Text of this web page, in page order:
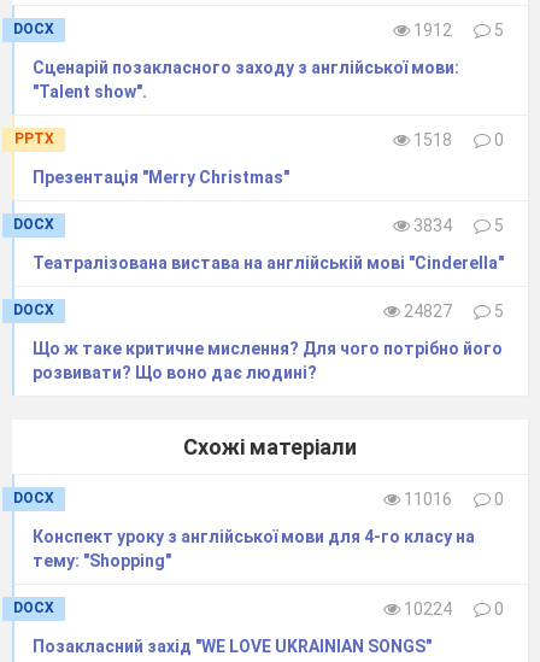
DOCX 1912
5
Сценарій позакласного заходу з англійської мови:
"Talent show".
PPTX 1518
0
Презентація "Merry Christmas"
DOCX 3834
5
Театралізована вистава на англійській мові "Cinderella"
DOCX 24827
5
Що ж таке критичне мислення? Для чого потрібно його
розвивати? Що воно дає людині?
Схожі матеріали
DOCX 11016
0
Конспект уроку з англійської мови для 4-го класу на
тему: "Shopping"
DOCX 10224
0
Позакласний захід "WE LOVE UKRAINIAN SONGS"